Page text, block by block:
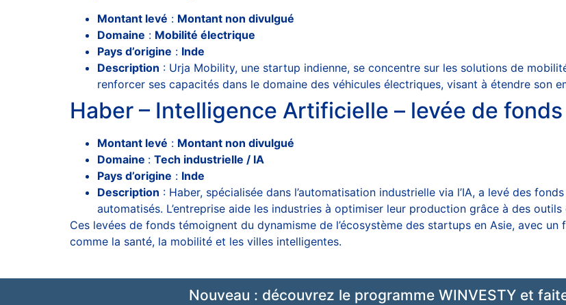
Montant levé : Montant non divulgué
Domaine : Mobilité électrique
Pays d’origine : Inde
Description : Urja Mobility, une startup indienne, se concentre sur les solutions de
renforcer ses capacités dans le domaine des véhicules électriques, visant à étendre son
Haber – Intelligence Artificielle – levée de
Montant levé : Montant non divulgué
Domaine : Tech industrielle / IA
Pays d’origine : Inde
Description : Haber, spécialisée dans l’automatisation industrielle via l’IA, a levé des
automatisés. L’entreprise aide les industries à optimiser leur production grâce à des outils
Ces levées de fonds témoignent du dynamisme de l’écosystème des startups en Asie, avec
comme la santé, la mobilité et les villes intelligentes.
Nouveau : découvrez le programme WINVESTY et